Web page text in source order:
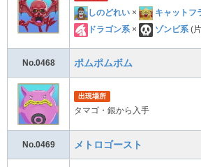
しのどれい ×
キャットフ
ドラゴン系 × ゾンビ系 (
No.0468 ポムポムボム
出現場所
タマゴ・銀から入手
No.0469 メトロゴースト